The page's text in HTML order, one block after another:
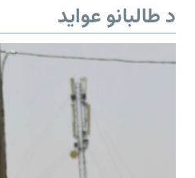
د طالبانو عواید